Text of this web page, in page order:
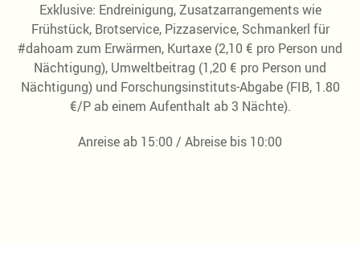
Exklusive: Endreinigung, Zusatzarrangements wie
Frühstück, Brotservice, Pizzaservice, Schmankerl für
#dahoam zum Erwärmen, Kurtaxe (2,10 € pro Person und
Nächtigung), Umweltbeitrag (1,20 € pro Person und
Nächtigung) und Forschungsinstituts-Abgabe (FIB, 1.80
€/P ab einem Aufenthalt ab 3 Nächte).
Anreise ab 15:00 / Abreise bis 10:00